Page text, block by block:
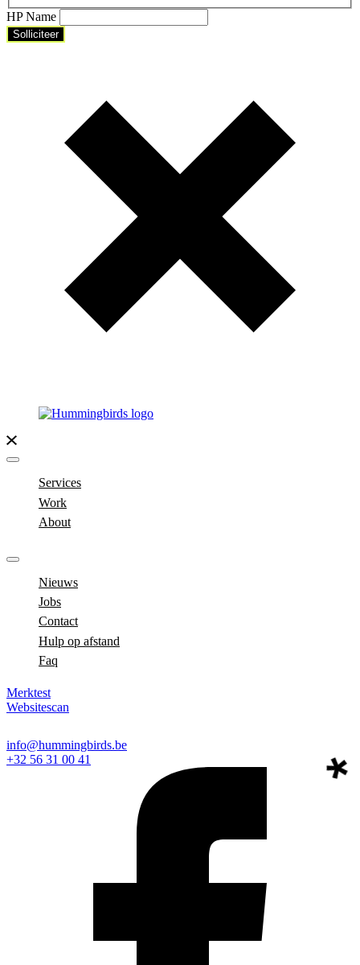
HP Name
Solliciteer
Services
Work
About
Nieuws
Jobs
Contact
Hulp op afstand
Faq
Merktest
Websitescan
info@hummingbirds.be
+32 56 31 00 41